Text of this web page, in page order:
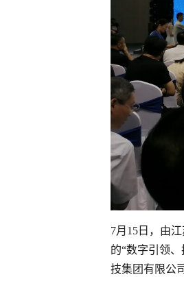
7月15日，由
的“数字引领
技集团有限公